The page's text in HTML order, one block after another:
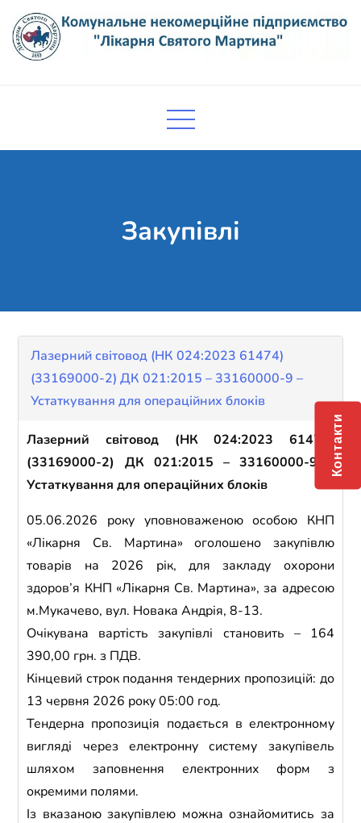
content
підприємство "Лікарня Святого
Закупівлі
Лазерний світовод (НК 024:2023 61474)
(33169000-2) ДК 021:2015 – 33160000-9 –
Устаткування для операційних блоків
Лазерний світовод (НК 024:2023 61474)
(33169000-2) ДК 021:2015 – 33160000-9 –
Устаткування для операційних блоків
05.06.2026 року уповноваженою особою КНП
«Лікарня Св. Мартина» оголошено закупівлю
товарів на 2026 рік, для закладу охорони
здоров’я КНП «Лікарня Св. Мартина», за адресою
м.Мукачево, вул. Новака Андрія, 8-13.
Очікувана вартість закупівлі становить –
164
390,00 грн. з ПДВ.
Кінцевий строк подання тендерних пропозицій: до
13 червня 2026 року 05:00 год.
Тендерна пропозиція подається в електронному
вигляді через електронну систему закупівель
шляхом заповнення електронних форм з
окремими полями.
Із вказаною закупівлею можна ознайомитись за
Контакти